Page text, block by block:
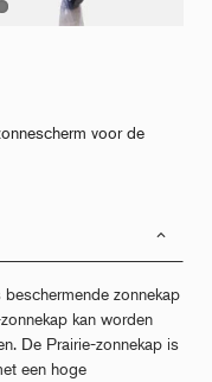
voor de
zonnekap
kan worden
De Prairie-zonnekap is
een hoge